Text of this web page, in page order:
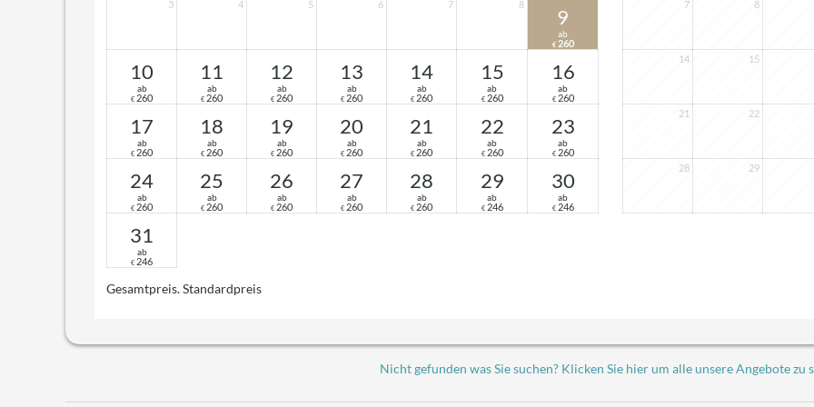
Durch die individuelle Möblierung hat jedes
Beispielbilder der angebotenen Kategorie!
3 4 5 6 7 8
9
ab
€ 260
10
ab
€ 260
11
ab
€ 260
12
ab
€ 260
13
ab
€ 260
14
ab
€ 260
15
ab
€ 260
16
ab
€ 260
17
ab
€ 260
18
ab
€ 260
19
ab
€ 260
20
ab
€ 260
21
ab
€ 260
22
ab
€ 260
23
ab
€ 260
24
ab
€ 260
25
ab
€ 260
26
ab
€ 260
27
ab
€ 260
28
ab
€ 260
29
ab
€ 246
30
ab
€ 246
31
ab
€ 246
7 8
14 15
21 22
28 29
Gesamtpreis. Standardpreis
Nicht gefunden was Sie suchen? Klicken Sie hier um alle unsere Angebote zu